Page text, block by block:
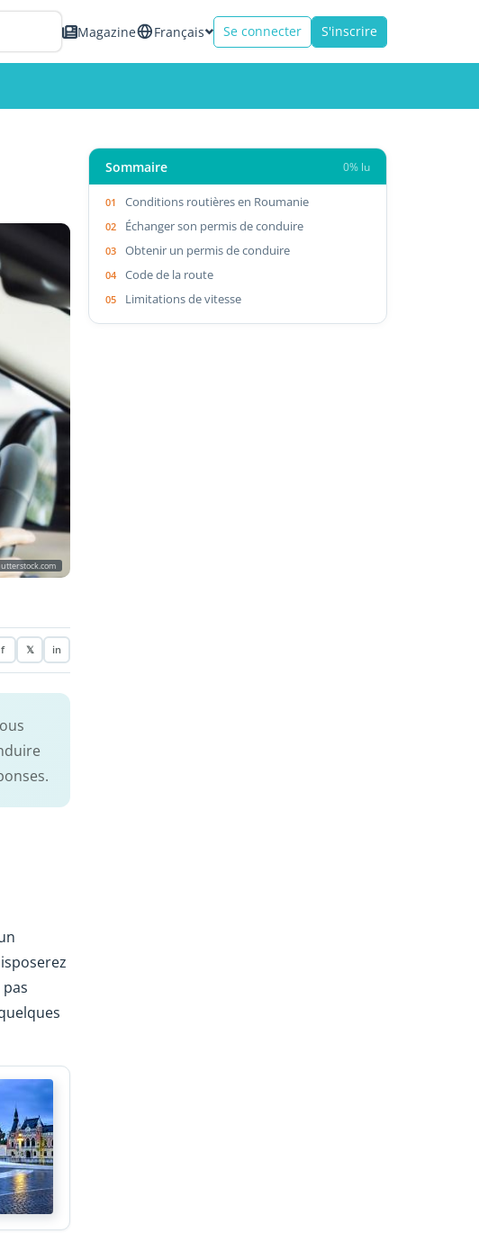
Magazine Français Se connecter S'inscrire
f 𝕏 in
Sommaire 0% lu
Conditions routières en Roumanie
Échanger son permis de conduire
Obtenir un permis de conduire
Code de la route
Limitations de vitesse